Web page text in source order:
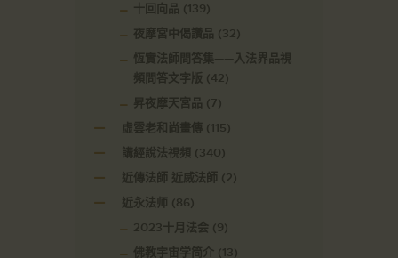
十回向品 (139)
夜摩宮中偈讚品 (32)
恆實法師問答集——入法界品視
頻問答文字版 (42)
昇夜摩天宮品 (7)
虛雲老和尚畫傳 (115)
講經說法視頻 (340)
近傳法師 近威法師 (2)
近永法师 (86)
2023十月法会 (9)
佛教宇宙学简介 (13)